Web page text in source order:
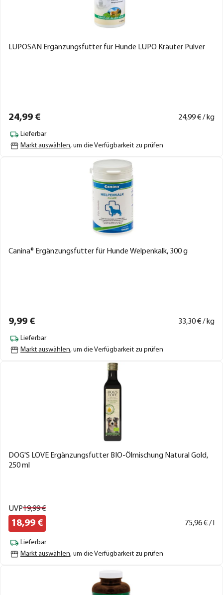
LUPOSAN Ergänzungsfutter für Hunde LUPO Kräuter Pulver
24,99 € 24,99€ / kg
Lieferbar
Markt auswählen, um die Verfügbarkeit zu prüfen
Canina® Ergänzungsfutter für Hunde Welpenkalk, 300 g
9,99 € 33,30€ / kg
Lieferbar
Markt auswählen, um die Verfügbarkeit zu prüfen
DOG'S LOVE Ergänzungsfutter BIO-Ölmischung Natural Gold,
250 ml
UVP19,99€
18,99 € 75,96€ / l
Lieferbar
Markt auswählen, um die Verfügbarkeit zu prüfen